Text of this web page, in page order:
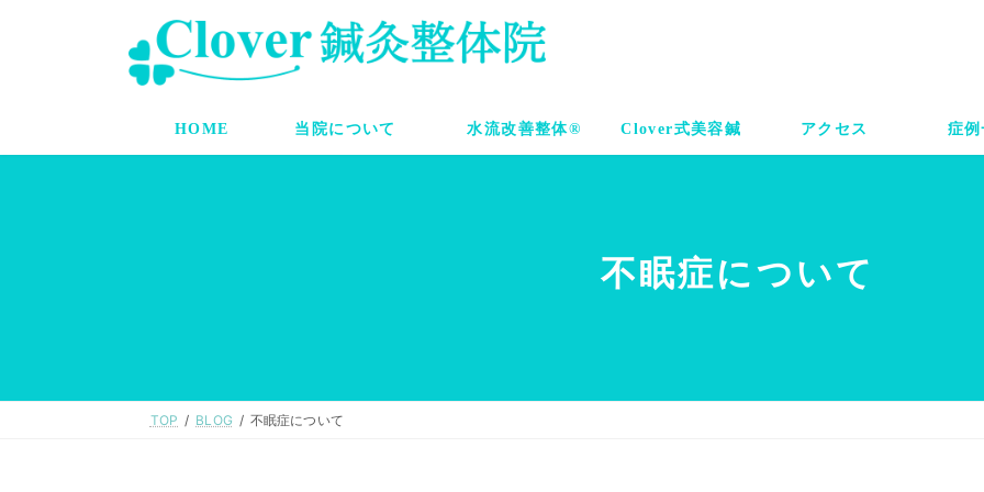
ス
ン
HOME 当院について 水流改善整体® Clover式美容鍼 アクセス 症例
不眠症について
TOP BLOG 不眠症について